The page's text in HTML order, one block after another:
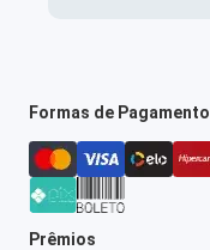
Formas de Pagamento
Prêmios